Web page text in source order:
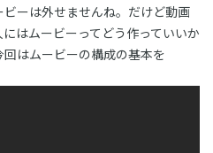
ーは外せませんね。だけど動画
はムービーってどう作っていいか
はムービーの構成の基本を